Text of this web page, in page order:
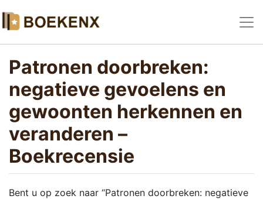
Patronen doorbreken:
negatieve gevoelens en
gewoonten herkennen en
veranderen –
Boekrecensie
Bent u op zoek naar “Patronen doorbreken: negatieve